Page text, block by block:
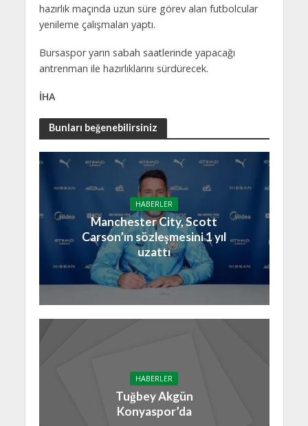
hazırlık maçında uzun süre görev alan futbolcular
yenileme çalışmaları yaptı.
Bursaspor yarın sabah saatlerinde yapacağı
antrenman ile hazırlıklarını sürdürecek.
İHA
Bunları beğenebilirsiniz
HABERLER
Manchester City, Scott
Carson’ın sözleşmesini 1 yıl
uzattı
HABERLER
Tuğbey Akgün
Konyaspor’da